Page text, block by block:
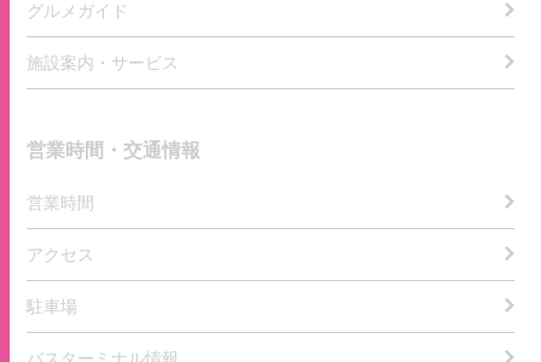
グルメガイド
施設案内・サービス
営業時間・交通情報
営業時間
アクセス
駐車場